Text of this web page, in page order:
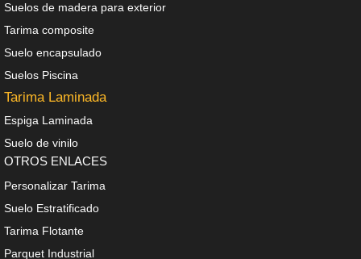
Suelos de madera para exterior
Tarima composite
Suelo encapsulado
Suelos Piscina
Tarima Laminada
Espiga Laminada
Suelo de vinilo
OTROS ENLACES
Personalizar Tarima
Suelo Estratificado
Tarima Flotante
Parquet Industrial